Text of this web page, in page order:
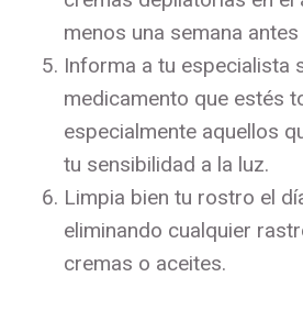
menos una semana
Informa a tu especialista
medicamento que estés
especialmente aquellos
tu sensibilidad a la luz.
Limpia bien tu rostro el
eliminando cualquier
cremas o aceites.